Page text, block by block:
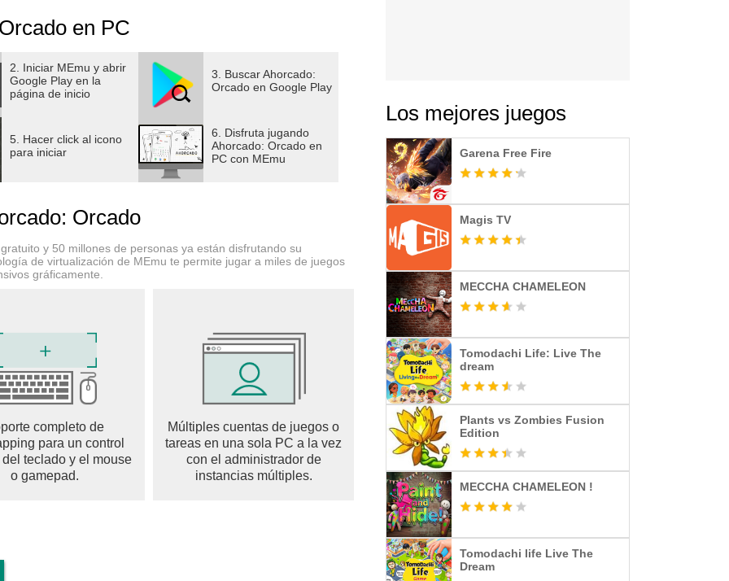
de su destino. La jugabilidad es simple pero
de mejorar tus habilidades de adivinación y ortografía,
palabras y convertirte en un jugador aún mejor. Hangman
los juegos de palabras y de ahorcado, así como para
y familiares.
Words es el juego perfecto para ti. Descarga ahora
y salvar al muñeco palito de la horca. ¡Descarga
en PC
2. Iniciar MEmu y abrir
Google Play en la
página de inicio
3. Buscar Ahorcado:
Orcado en Google Play
5. Hacer click al icono
para iniciar
6. Disfruta jugando
Ahorcado: Orcado en
PC con MEmu
Orcado
y 50 millones de personas ya están disfrutando su
de virtualización de MEmu te permite jugar a miles de juegos
gráficamente.
completo de
para un control
teclado y el mouse
o gamepad.
Múltiples cuentas de juegos o
tareas en una sola PC a la vez
con el administrador de
instancias múltiples.
Los mejores juegos
Garena Free Fire
Magis TV
MECCHA CHAMELEON
Tomodachi Life: Live The
dream
Plants vs Zombies Fusion
Edition
MECCHA CHAMELEON !
Tomodachi life Live The
Dream